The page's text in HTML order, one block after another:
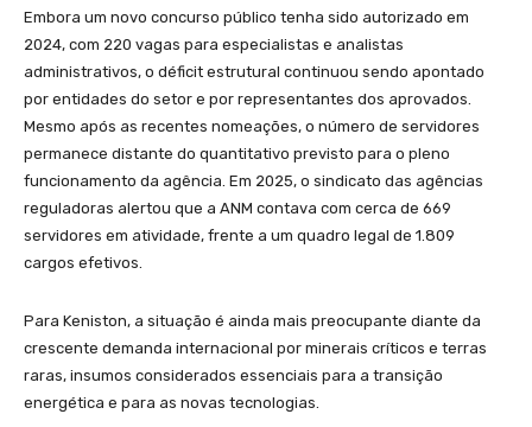
Embora um novo concurso público tenha sido autorizado em
2024, com 220 vagas para especialistas e analistas
administrativos, o déficit estrutural continuou sendo apontado
por entidades do setor e por representantes dos aprovados.
Mesmo após as recentes nomeações, o número de servidores
permanece distante do quantitativo previsto para o pleno
funcionamento da agência. Em 2025, o sindicato das agências
reguladoras alertou que a ANM contava com cerca de 669
servidores em atividade, frente a um quadro legal de 1.809
cargos efetivos.
Para Keniston, a situação é ainda mais preocupante diante da
crescente demanda internacional por minerais críticos e terras
raras, insumos considerados essenciais para a transição
energética e para as novas tecnologias.